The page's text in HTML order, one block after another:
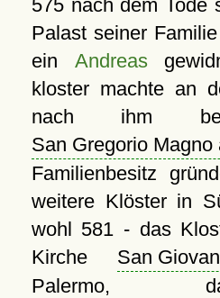
575 nach dem Tode
Palast seiner
ein Andreas
kloster machte an
nach ihm
San Gregorio Magno
Familienbesitz
weitere Klöster in
wohl 581 - das
Kirche San
Palermo,